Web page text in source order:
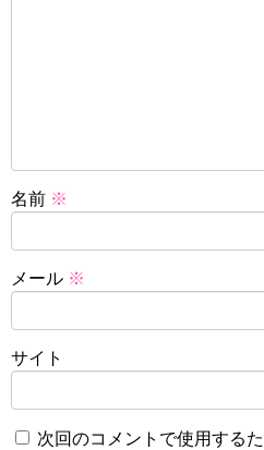
名前 ※
メール ※
サイト
次回のコメントで使用する